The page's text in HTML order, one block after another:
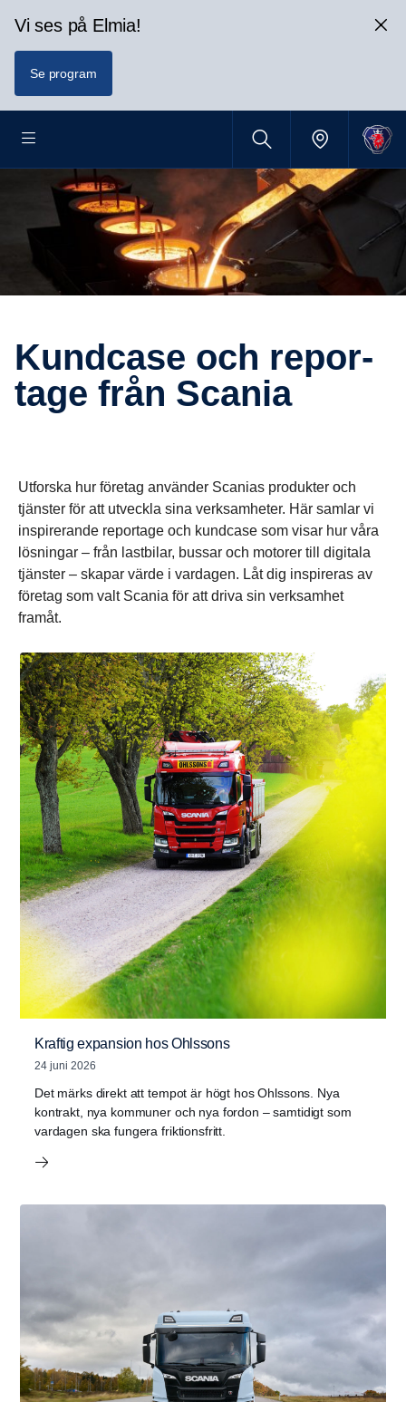
Vi ses på Elmia!
Se program
Kundcase och repor­
tage från Scania
Utforska hur företag använder Scanias produkter och
tjänster för att utveckla sina verksamheter. Här samlar vi
inspirerande reportage och kundcase som visar hur våra
lösningar – från lastbilar, bussar och motorer till digitala
tjänster – skapar värde i vardagen. Låt dig inspireras av
företag som valt Scania för att driva sin verksamhet
framåt.
Kraftig expansion hos Ohlssons
24 juni 2026
Det märks direkt att tempot är högt hos Ohlssons. Nya
kontrakt, nya kommuner och nya fordon – samtidigt som
vardagen ska fungera friktionsfritt.